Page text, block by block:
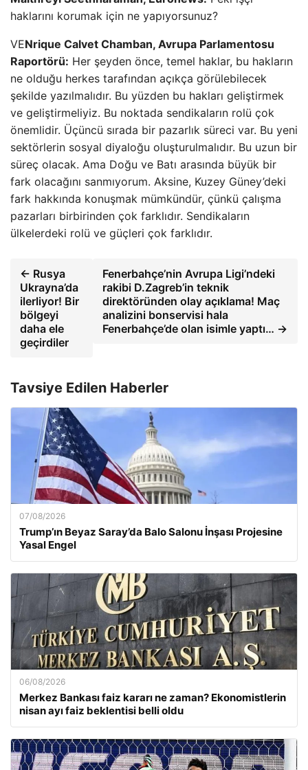
haklarını korumak için ne yapıyorsunuz?
VENrique Calvet Chamban, Avrupa Parlamentosu
Raportörü: Her şeyden önce, temel haklar, bu hakların
ne olduğu herkes tarafından açıkça görülebilecek
şekilde yazılmalıdır. Bu yüzden bu hakları geliştirmek
ve geliştirmeliyiz. Bu noktada sendikaların rolü çok
önemlidir. Üçüncü sırada bir pazarlık süreci var. Bu yeni
sektörlerin sosyal diyaloğu oluşturulmalıdır. Bu uzun bir
süreç olacak. Ama Doğu ve Batı arasında büyük bir
fark olacağını sanmıyorum. Aksine, Kuzey Güney’deki
fark hakkında konuşmak mümkündür, çünkü çalışma
pazarları birbirinden çok farklıdır. Sendikaların
ülkelerdeki rolü ve güçleri çok farklıdır.
← Rusya
Ukrayna’da
ilerliyor! Bir
bölgeyi
daha ele
geçirdiler
Fenerbahçe’nin Avrupa Ligi’ndeki
rakibi D.Zagreb’in teknik
direktöründen olay açıklama! Maç
analizini bonservisi hala
Fenerbahçe’de olan isimle yaptı… →
Tavsiye Edilen Haberler
07/08/2026
Trump’ın Beyaz Saray’da Balo Salonu İnşası Projesine
Yasal Engel
06/08/2026
Merkez Bankası faiz kararı ne zaman? Ekonomistlerin
nisan ayı faiz beklentisi belli oldu